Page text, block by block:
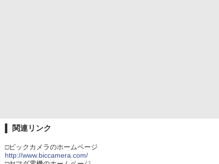
関連リンク
□ビックカメラのホームページ
http://www.biccamera.com/